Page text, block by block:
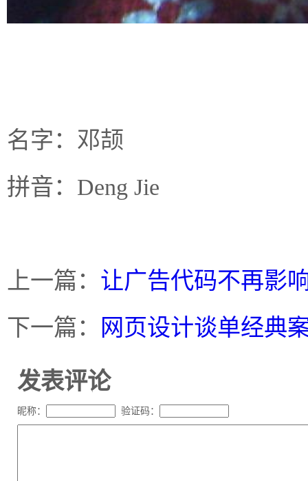
名字：邓颉
拼音：Deng Jie
上一篇： 让广告代码不再影
下一篇：
网页设计谈单经典
发表评论
昵称： 验证码：